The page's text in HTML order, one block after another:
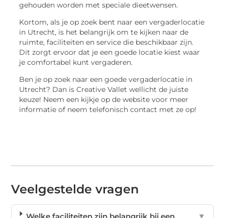
gehouden worden met speciale dieetwensen.
Kortom, als je op zoek bent naar een vergaderlocatie
in Utrecht, is het belangrijk om te kijken naar de
ruimte, faciliteiten en service die beschikbaar zijn.
Dit zorgt ervoor dat je een goede locatie kiest waar
je comfortabel kunt vergaderen.
Ben je op zoek naar een goede vergaderlocatie in
Utrecht? Dan is Creative Vallet wellicht de juiste
keuze! Neem een kijkje op de website voor meer
informatie of neem telefonisch contact met ze op!
Veelgestelde vragen